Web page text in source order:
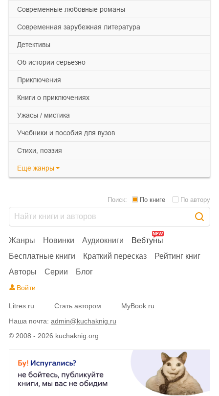
современные любовные романы
современная зарубежная литература
детективы
об истории серьезно
приключения
книги о приключениях
ужасы / мистика
учебники и пособия для вузов
cтихи, поэзия
Еще жанры
© 2008 - 2026 kuchaknig.org
Жанры Новинки Аудиокниги
Вебтуны
Бесплатные книги
Краткий пересказ
Рейтинг книг
Авторы
Серии Блог
Поиск: По книге По автору
Войти
Litres.ru Стать автором
MyBook.ru
Наша почта: admin@kuchaknig.ru